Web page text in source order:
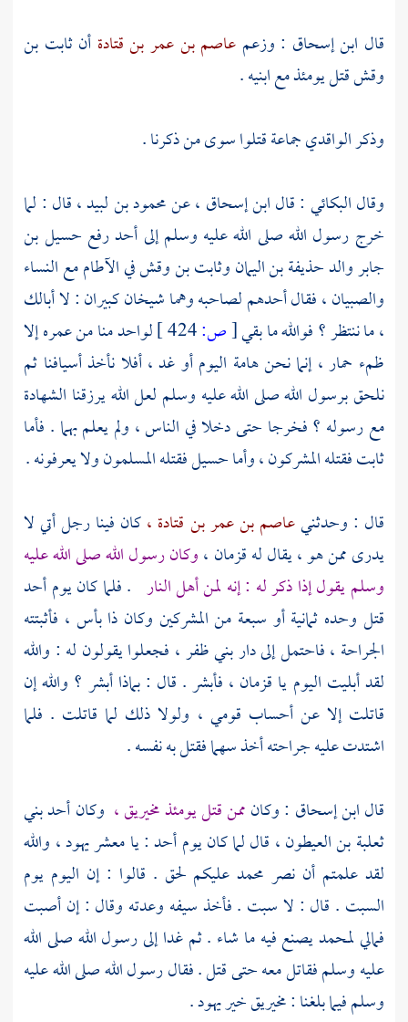
قال ابن إسحاق : وزعم عاصم بن عمر بن قتادة أنثابت بن
وقشقتل يومئذ مع ابنيه .
وذكرالواقديجماعة قتلوا سوى من ذكرنا .
وقالالبكائي : قالابن إسحاق ،عنمحمود بن لبيد ،قال : لما
خرج رسول الله صلى الله عليه وسلم إلىأحدرفع حسيل بن
جابروالدحذيفة بن اليمانوثابت بن وقشفي الآطام مع النساء
والصبيان ، فقال أحدهم لصاحبه وهما شيخان كبيران : لا أبالك
، ما ننتظر ؟ فوالله ما بقي[ص:
لواحد منا من عمره إلا
ظمء حمار ، إنما نحن هامة اليوم أو غد ، أفلا نأخذ أسيافنا ثم
نلحق برسول الله صلى الله عليه وسلم لعل الله يرزقنا الشهادة
مع رسوله ؟ فخرجا حتى دخلا في الناس ، ولم يعلم بهما . فأما
ثابتفقتله المشركون ، وأماحسيلفقتله المسلمون ولا يعرفونه .
قال : وحدثنيعاصم بن عمر بن قتادة ،كان فينا رجل أتي لا
يدرى ممن هو ، يقال لهقزمان ،وكان رسول الله صلى الله عليه
وسلم يقول إذا ذكر له : إنه لمن أهل النار . فلما كان يومأحد
قتل وحده ثمانية أو سبعة من المشركين وكان ذا بأس ، فأثبتته
الجراحة ، فاحتمل إلى داربني ظفر ، فجعلوا يقولون له : والله
لقد أبليت اليوم يا قزمان ، فأبشر . قال : بماذا أبشر ؟ والله إن
قاتلت إلا عن أحساب قومي ، ولولا ذلك لما قاتلت . فلما
اشتدت عليه جراحته أخذ سهما فقتل به نفسه .
قالابن إسحاق : وكانممن قتل يومئذمخيريق ، وكان أحدبني
ثعلبة بن العيطون، قال لما كان يومأحد: يا معشريهود ، والله
لقد علمتم أن نصر محمد عليكم لحق . قالوا : إن اليوم يوم
السبت . قال : لا سبت . فأخذ سيفه وعدته وقال : إن أصبت
فماليلمحمديصنع فيه ما شاء . ثم غدا إلى رسول الله صلى الله
عليه وسلم فقاتل معه حتى قتل . فقال رسول الله صلى الله عليه
وسلم فيما بلغنا :مخيريقخيريهود.